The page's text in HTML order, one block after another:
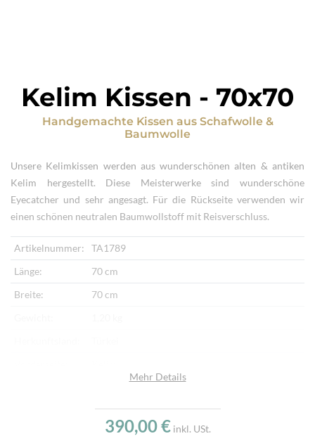
Kelim Kissen - 70x70
Handgemachte Kissen aus Schafwolle &
Baumwolle
Unsere Kelimkissen werden aus wunderschönen alten & antiken
Kelim hergestellt. Diese Meisterwerke sind wunderschöne
Eyecatcher und sehr angesagt. Für die Rückseite verwenden wir
einen schönen neutralen Baumwollstoff mit Reisverschluss.
Artikelnummer:
TA1789
Länge:
70 cm
Breite:
70 cm
Handgewebt, Handbestickt
Klassisches Kelimmotiv, Handgewebter Kelim,
Mehr Details
390,00 € inkl. USt.